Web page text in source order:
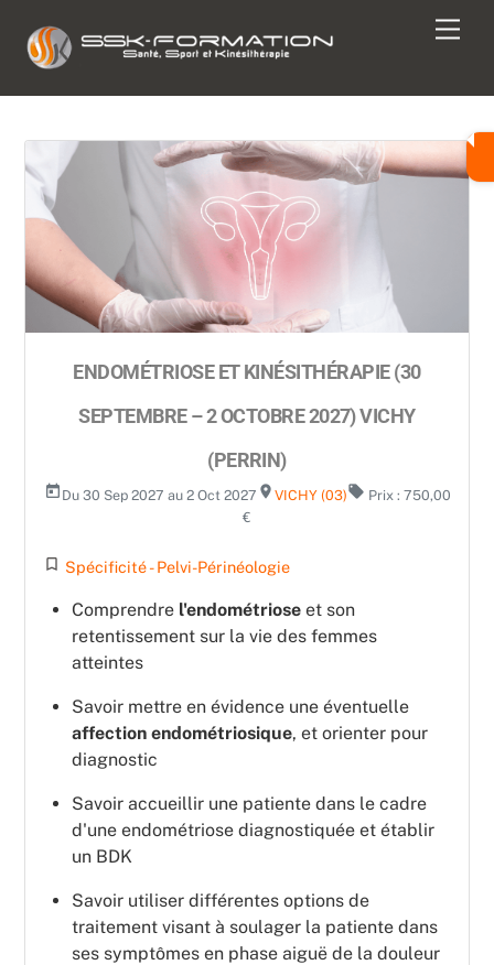
content
ENDOMÉTRIOSE ET KINÉSITHÉRAPIE (30
SEPTEMBRE – 2 OCTOBRE 2027) VICHY
(PERRIN)
today Du 30 Sep 2027 au 2 Oct 2027 room VICHY (03)local_offer Prix : 750,00
€
turned_in_not Spécificité - Pelvi-Périnéologie
Comprendre l'endométriose et son
retentissement sur la vie des femmes
atteintes
Savoir mettre en évidence une éventuelle
affection endométriosique, et orienter pour
diagnostic
Savoir accueillir une patiente dans le cadre
d'une endométriose diagnostiquée et établir
un BDK
Savoir utiliser différentes options de
traitement visant à soulager la patiente dans
ses symptômes en phase aiguë de la douleur